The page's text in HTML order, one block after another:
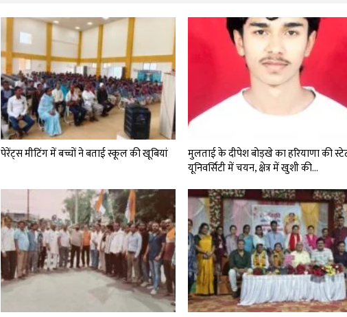
पेरेंट्स मीटिंग में बच्चों ने बताई स्कूल की खूबियां
मुलताई के दीपेश बोड़खे का हरियाणा की
यूनिवर्सिटी में चयन, क्षेत्र में खुशी की…